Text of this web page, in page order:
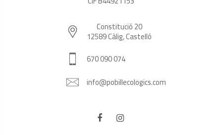
Constitució 20
12589 Càlig, Castelló
670 090 074
info@pobillecologics.com